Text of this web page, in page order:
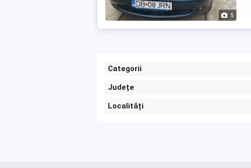
5
Categorii
Județe
Localități